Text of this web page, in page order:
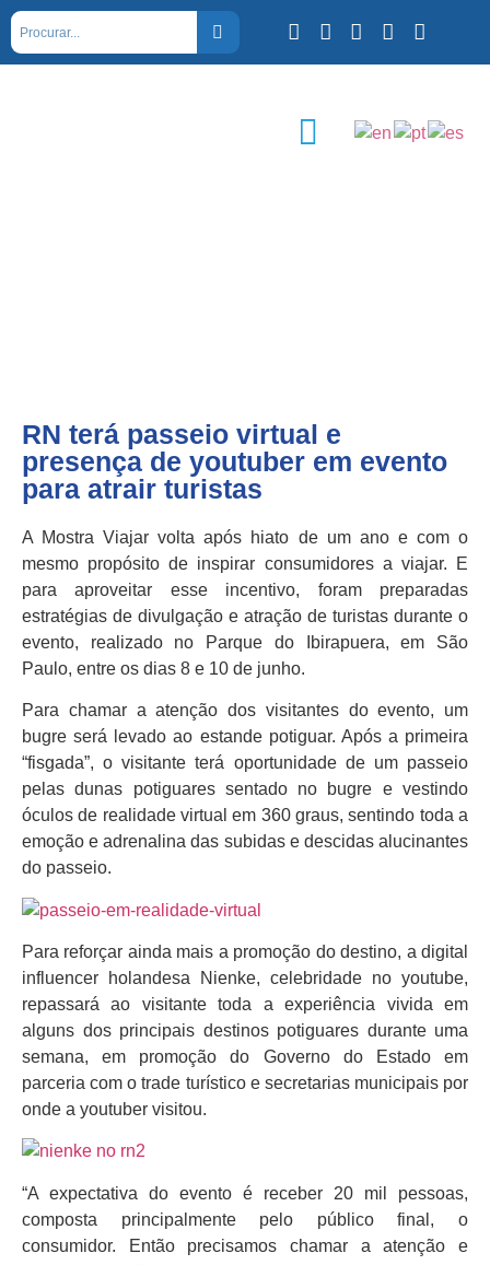
RN terá passeio virtual e
presença de youtuber em evento
para atrair turistas
A Mostra Viajar volta após hiato de um ano e com o
mesmo propósito de inspirar consumidores a viajar. E
para aproveitar esse incentivo, foram preparadas
estratégias de divulgação e atração de turistas durante o
evento, realizado no Parque do Ibirapuera, em São
Paulo, entre os dias 8 e 10 de junho.
Para chamar a atenção dos visitantes do evento, um
bugre será levado ao estande potiguar. Após a primeira
“fisgada”, o visitante terá oportunidade de um passeio
pelas dunas potiguares sentado no bugre e vestindo
óculos de realidade virtual em 360 graus, sentindo toda a
emoção e adrenalina das subidas e descidas alucinantes
do passeio.
Para reforçar ainda mais a promoção do destino, a digital
influencer holandesa Nienke, celebridade no youtube,
repassará ao visitante toda a experiência vivida em
alguns dos principais destinos potiguares durante uma
semana, em promoção do Governo do Estado em
parceria com o trade turístico e secretarias municipais por
onde a youtuber visitou.
“A expectativa do evento é receber 20 mil pessoas,
composta principalmente pelo público final, o
consumidor. Então precisamos chamar a atenção e